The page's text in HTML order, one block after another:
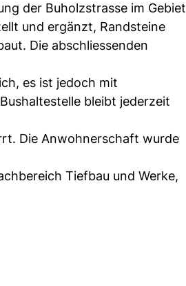
der Buholzstrasse im Gebiet
und ergänzt, Randsteine
Die abschliessenden
es ist jedoch mit
bleibt jederzeit
Die Anwohnerschaft wurde
Tiefbau und Werke,